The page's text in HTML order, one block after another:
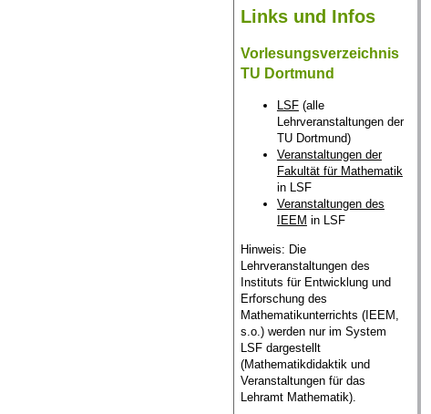
Links und Infos
Vorlesungsverzeichnis
TU Dortmund
LSF(alle
Lehrveranstaltungen der
TU Dortmund)
Veranstaltungen der
Fakultät für Mathematik
in LSF
Veranstaltungen des
IEEM in LSF
Hinweis: Die
Lehrveranstaltungen des
Instituts für Entwicklung und
Erforschung des
Mathematikunterrichts (IEEM,
s.o.) werden nur im System
LSF dargestellt
(Mathematikdidaktik und
Veranstaltungen für das
Lehramt Mathematik).